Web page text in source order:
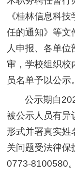
《桂林信息科
任的通知》等文
人申报、各单
审，学校组织校
员名单予以公示。
公示期自
被公示人员有异
形式并署真实姓
关问题受法律保
0773-8100580。